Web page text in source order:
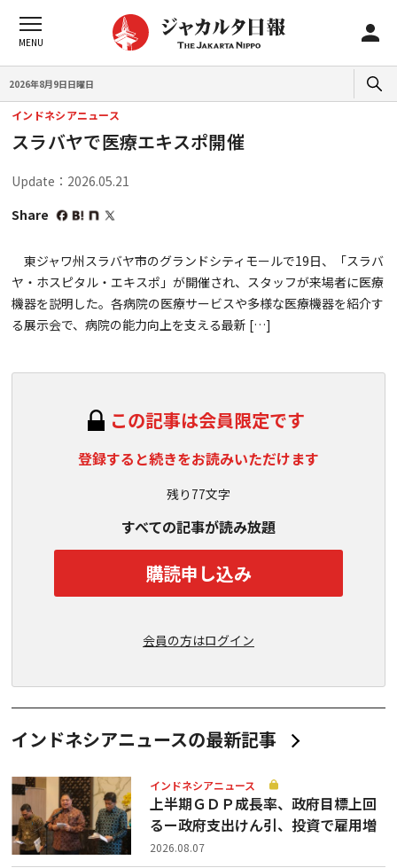
2026年8月9日日曜日
インドネシアニュース
スラバヤで医療エキスポ開催
Update：2026.05.21
Share
東ジャワ州スラバヤ市のグランドシティモールで19日、「スラバ
ヤ・ホスピタル・エキスポ」が開催され、スタッフが来場者に医療
機器を説明した。各病院の医療サービスや多様な医療機器を紹介す
る展示会で、病院の能力向上を支える最新 […]
この記事は会員限定です
登録すると続きをお読みいただけます
残り77文字
すべての記事が読み放題
購読申し込み
会員の方はログイン
インドネシアニュースの最新記事
インドネシアニュース
上半期ＧＤＰ成長率、政府目標上回
るー政府支出けん引、投資で雇用増
2026.08.07